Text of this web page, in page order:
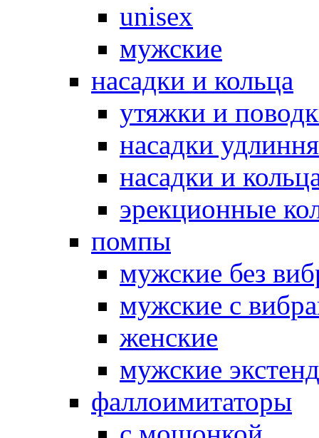
unisex
мужские
насадки и кольца
утяжки и
насадки
насадки и
эрекционные
помпы
мужские без
мужские с
женские
мужские
фаллоимитаторы